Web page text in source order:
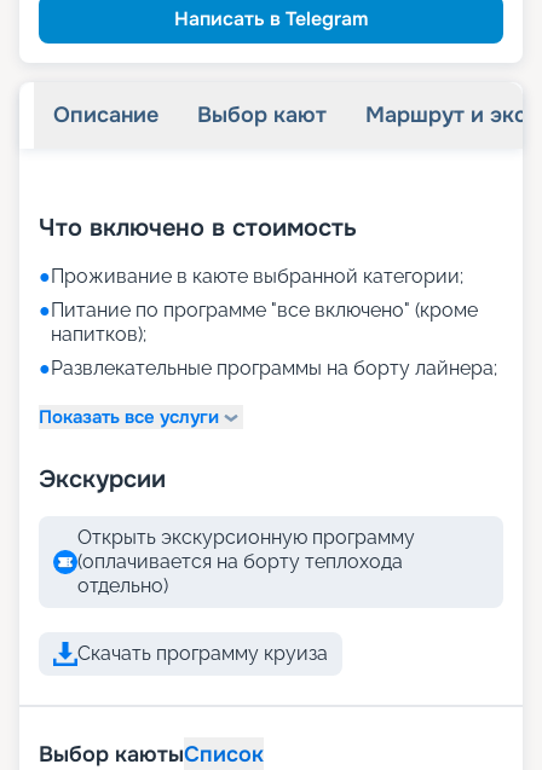
Написать в Telegram
Описание Выбор кают Маршрут и
Что включено в стоимость
●Проживание в каюте выбранной категории;
●Питание по программе "все включено" (кроме
напитков);
●Развлекательные программы на борту лайнера;
Показать все услуги
Экскурсии
Открыть экскурсионную программу
(оплачивается на борту теплохода
отдельно)
Скачать программу круиза
Выбор каютыСписок